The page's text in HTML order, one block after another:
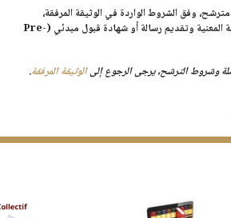
وفق الشروط الواردة في الوثيقة المرفقة،
المعنية وتقديم
رسالة أو شهادة قبول مبدئي (Pre-
وشروط الترشح، يرجى الرجوع إلىالوثيقة المرفقة.